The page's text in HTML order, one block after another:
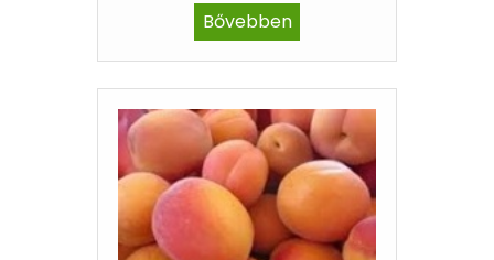
Bővebben